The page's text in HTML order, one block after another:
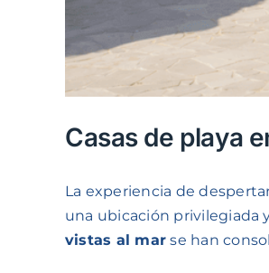
Casas de playa
La experiencia de
una ubicación privilegiada
vistas al mar se han